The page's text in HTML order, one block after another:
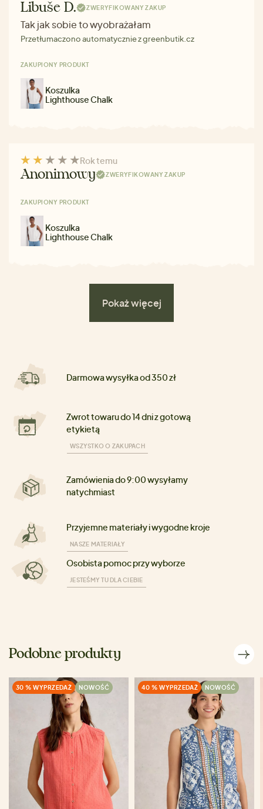
Libuše D. ZWERYFIKOWANY ZAKUP
Tak jak sobie to wyobrażałam
Przetłumaczono automatycznie z greenbutik.cz
ZAKUPIONY PRODUKT
Koszulka
Lighthouse Chalk
Rok temu
Anonimowy ZWERYFIKOWANY ZAKUP
ZAKUPIONY PRODUKT
Koszulka
Lighthouse Chalk
Pokaż więcej
Darmowa wysyłka od 350 zł
Zwrot towaru do 14 dni z gotową
etykietą
WSZYSTKO O ZAKUPACH
Zamówienia do 9:00 wysyłamy
natychmiast
Przyjemne materiały i wygodne kroje
NASZE MATERIAŁY
Osobista pomoc przy wyborze
JESTEŚMY TU DLA CIEBIE
Podobne produkty
30 % WYPRZEDAŻ NOWOŚĆ 40 % WYPRZEDAŻ NOWOŚĆ